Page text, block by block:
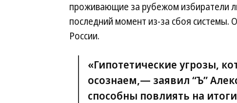
проживающие за рубежом избиратели
последний момент из-за сбоя системы.
России.
«Гипотетические угрозы,
осознаем,— заявил “Ъ”
способны повлиять на